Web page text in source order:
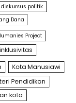
diskursus politik
Dana
Project
inklusivitas
Kota Manusiawi
Pendidikan
kota